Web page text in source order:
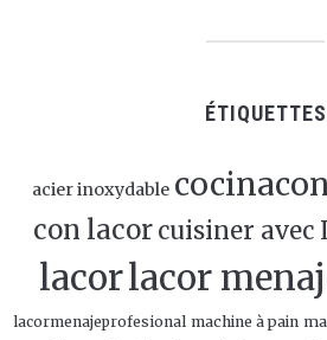
ÉTIQUETTES
acier inoxydable
con lacor cuisiner avec
lacorlacor
lacormenajeprofesional machine à pain